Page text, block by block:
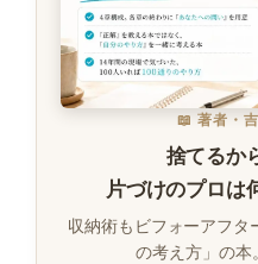
📖 著者・
捨てるか
片づけのプロは
収納術もビフォーアフタ
の考え方」の本